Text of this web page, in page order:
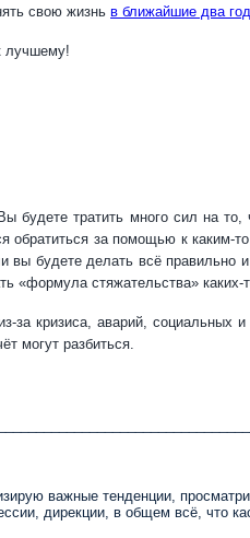
свою жизнь в ближайшие два
лучшему!
Вы будете тратить много сил на
обратиться за помощью к
вы будете делать всё правильно
«формула стяжательства»
за кризиса, аварий,
могут разбиться.
важные тенденции,
дирекции, в общем всё, что